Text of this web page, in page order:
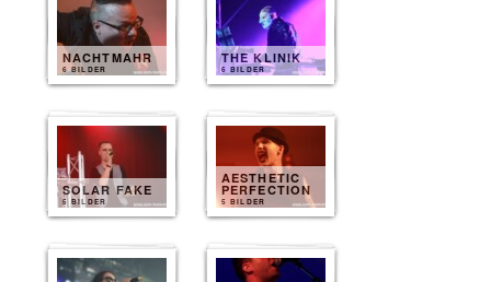
NACHTMAHR
6 BILDER
THE KLINIK
6 BILDER
SOLAR FAKE
5 BILDER
AESTHETIC
PERFECTION
5 BILDER